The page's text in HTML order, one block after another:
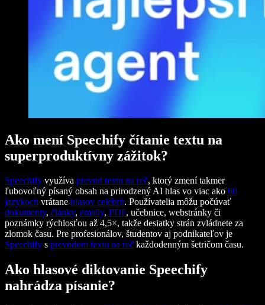
Ako mení Speechify čítanie textu na
superproduktívny zážitok?
Speechify využíva prevod textu na reč, ktorý zmení takmer
ľubovoľný písaný obsah na prirodzený AI hlas vo viac ako 60
jazykoch vrátane hlasov celebrít. Používatelia môžu počúvať
dokumenty, články, emaily, PDF, učebnice, webstránky či
poznámky rýchlosťou až 4,5×, takže desiatky strán zvládnete za
zlomok času. Pre profesionálov, študentov aj podnikateľov je
Speechify s prevodom textu na reč každodenným šetričom času.
Ako hlasové diktovanie Speechify
nahrádza písanie?